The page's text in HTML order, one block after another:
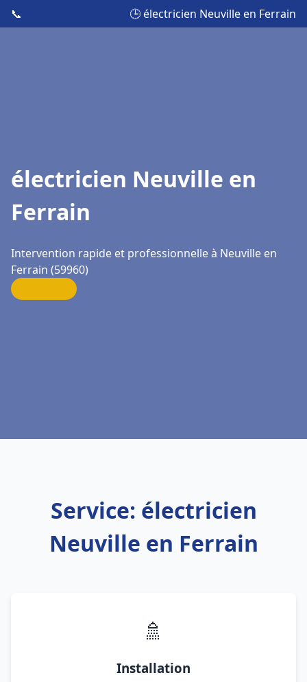
📞 🕒 électricien Neuville en Ferrain
électricien Neuville en
Ferrain
Intervention rapide et professionnelle à Neuville en
Ferrain (59960)
Service: électricien
Neuville en Ferrain
🚿
Installation